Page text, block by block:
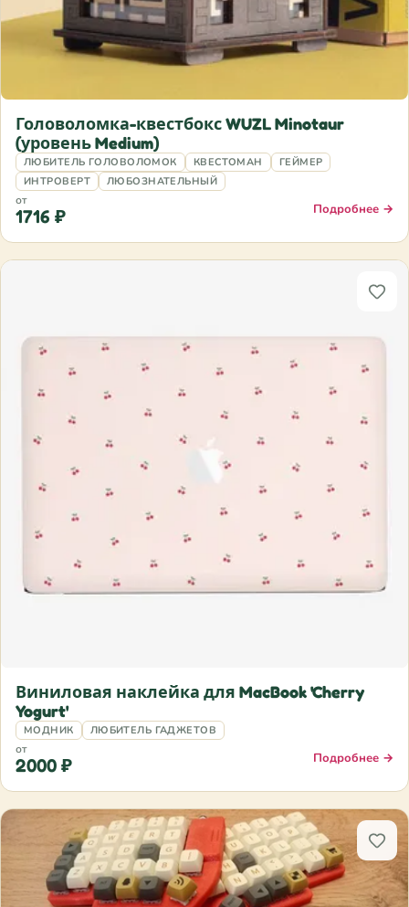
Головоломка-квестбокс WUZL Minotaur
(уровень Medium)
ЛЮБИТЕЛЬ ГОЛОВОЛОМОК КВЕСТОМАН
ГЕЙМЕР
ИНТРОВЕРТ
ЛЮБОЗНАТЕЛЬНЫЙ
от
1716 ₽ Подробнее →
Виниловая наклейка для MacBook 'Cherry
Yogurt'
МОДНИК ЛЮБИТЕЛЬ ГАДЖЕТОВ
от
2000 ₽ Подробнее →